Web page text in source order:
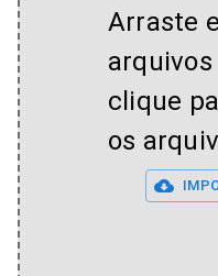
Arraste
arquivos
clique
os